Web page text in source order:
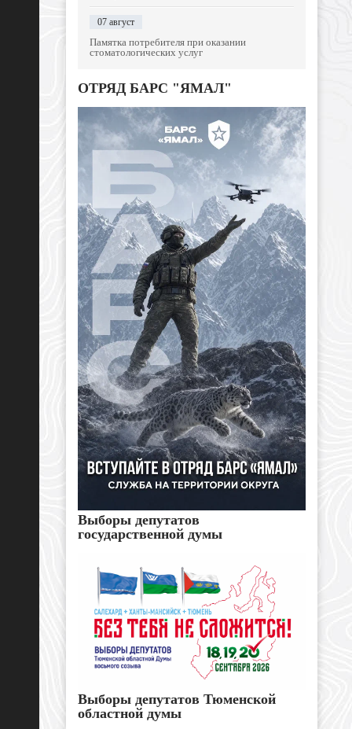
07 август
Памятка потребителя при оказании
стоматологических услуг
ОТРЯД БАРС "ЯМАЛ"
Выборы депутатов
государственной думы
Выборы депутатов Тюменской
областной думы